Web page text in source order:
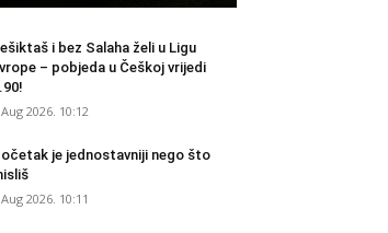
i bez Salaha želi u Ligu
– pobjeda u Češkoj vrijedi
2026. 10:12
je jednostavniji nego što
2026. 10:11